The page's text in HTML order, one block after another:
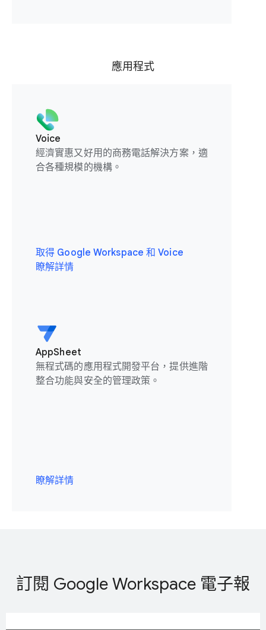
應用程式
Voice
經濟實惠又好用的商務電話解決方案，適
合各種規模的機構。
取得 Google Workspace 和 Voice
瞭解詳情
AppSheet
無程式碼的應用程式開發平台，提供進階
整合功能與安全的管理政策。
瞭解詳情
訂閱 Google Workspace 電子報